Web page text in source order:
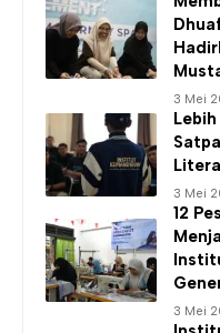
3 Mei
3 Mei
12
3 Mei